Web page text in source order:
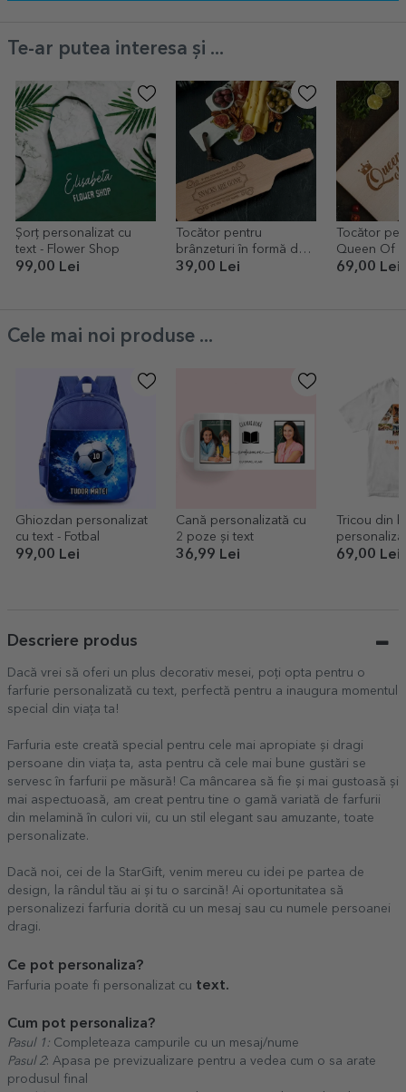
Te-ar putea interesa și ...
Șorț personalizat cu
text - Flower Shop
99,00 Lei
Tocător pentru
brânzeturi în formă de
sticlă personalizat -
39,00 Lei
Tocător
Queen Of
69,00 Lei
Cele mai noi produse ...
Ghiozdan personalizat
cu text - Fotbal
99,00 Lei
Cană personalizată cu
2 poze și text
36,99 Lei
Tricou din
poze și
69,00 Lei
Descriere produs
Dacă vrei să oferi un plus decorativ mesei, poți opta pentru o
farfurie personalizată cu text, perfectă pentru a inaugura momentul
special din viața ta!
Farfuria este creată special pentru cele mai apropiate și dragi
persoane din viața ta, asta pentru că cele mai bune gustări se
servesc în farfurii pe măsură! Ca mâncarea să fie și mai gustoasă și
mai aspectuoasă, am creat pentru tine o gamă variată de farfurii
din melamină în culori vii, cu un stil elegant sau amuzante, toate
personalizate.
Dacă noi, cei de la StarGift, venim mereu cu idei pe partea de
design, la rândul tău ai și tu o sarcină! Ai oportunitatea să
personalizezi farfuria dorită cu un mesaj sau cu numele persoanei
dragi.
Ce pot personaliza?
Farfuria poate fi personalizat cu text.
Cum pot personaliza?
Pasul 1: Completeaza campurile cu un mesaj/nume
Pasul 2: Apasa pe previzualizare pentru a vedea cum o sa arate
produsul final